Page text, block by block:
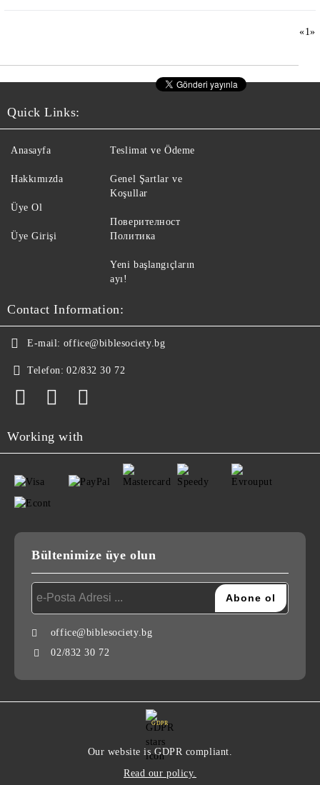
«1»
Quick Links:
Anasayfa
Hakkımızda
Üye Ol
Üye Girişi
Teslimat ve Ödeme
Genel Şartlar ve
Koşullar
Поверителност
Политика
Yeni başlangıçların
ayı!
Contact Information:
E-mail: office@biblesociety.bg
Telefon: 02/832 30 72
Working with
Bültenimize üye olun
office@biblesociety.bg
02/832 30 72
GDPR
Our website is GDPR compliant.
Read our policy.